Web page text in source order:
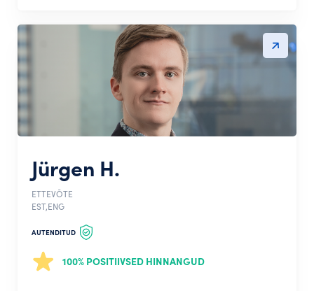
Jürgen H.
ETTEVÕTE
EST,ENG
AUTENDITUD
100% POSITIIVSED HINNANGUD